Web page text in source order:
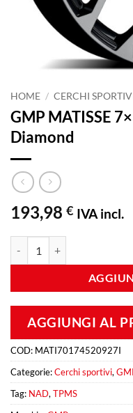
HOME / CERCHI
GMP MATISSE
Diamond
193,98 € IVA incl.
AGGIUNGI AL
COD: MATI70174520927I
Categorie:Cerchi sportivi,
Tag: NAD,TPMS